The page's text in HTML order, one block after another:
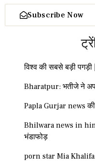
Subscribe Now
विश्व की सबसे बड़ी
Bharatpur: भतीजे ने
Papla Gurjar news
Bhilwara news in
भंडाफोड़
porn star Mia Khalifa